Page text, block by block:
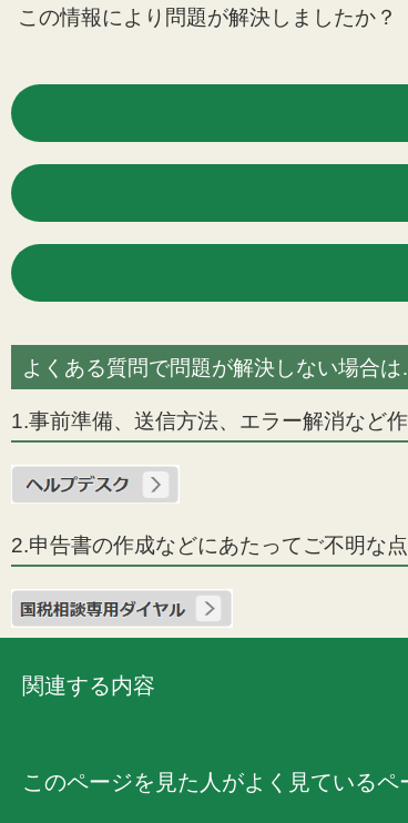
この情報により問題が解決しましたか？
よくある質問で問題が解決しない場合
1.事前準備、送信方法、エラー解消など
2.申告書の作成などにあたってご不明な
関連する内容
このページを見た人がよく見ているペ